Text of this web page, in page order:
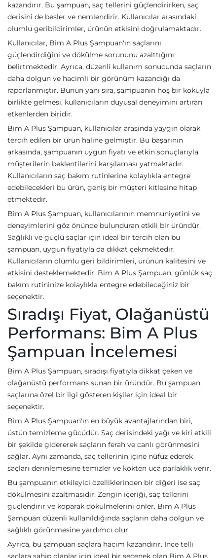
kazandırır. Bu şampuan, saç tellerini güçlendirirken, saç
derisini de besler ve nemlendirir. Kullanıcılar arasındaki
olumlu geribildirimler, ürünün etkisini doğrulamaktadır.
Kullanıcılar, Bim A Plus Şampuan'ın saçlarını
güçlendirdiğini ve dökülme sorununu azalttığını
belirtmektedir. Ayrıca, düzenli kullanım sonucunda saçların
daha dolgun ve hacimli bir görünüm kazandığı da
raporlanmıştır. Bunun yanı sıra, şampuanın hoş bir kokuyla
birlikte gelmesi, kullanıcıların duyusal deneyimini artıran
etkenlerden biridir.
Bim A Plus Şampuan, kullanıcılar arasında yaygın olarak
tercih edilen bir ürün haline gelmiştir. Bu başarının
arkasında, şampuanın uygun fiyatı ve etkin sonuçlarıyla
müşterilerin beklentilerini karşılaması yatmaktadır.
Kullanıcıların saç bakım rutinlerine kolaylıkla entegre
edebilecekleri bu ürün, geniş bir müşteri kitlesine hitap
etmektedir.
Bim A Plus Şampuan, kullanıcılarının memnuniyetini ve
deneyimlerini göz önünde bulunduran etkili bir üründür.
Sağlıklı ve güçlü saçlar için ideal bir tercih olan bu
şampuan, uygun fiyatıyla da dikkat çekmektedir.
Kullanıcıların olumlu geri bildirimleri, ürünün kalitesini ve
etkisini desteklemektedir. Bim A Plus Şampuan, günlük saç
bakım rutininize kolaylıkla entegre edebileceğiniz bir
seçenektir.
Sıradışı Fiyat, Olağanüstü
Performans: Bim A Plus
Şampuan İncelemesi
Bim A Plus Şampuan, sıradışı fiyatıyla dikkat çeken ve
olağanüstü performans sunan bir üründür. Bu şampuan,
saçlarına özel bir ilgi gösteren kişiler için ideal bir
seçenektir.
Bim A Plus Şampuan'ın en büyük avantajlarından biri,
üstün temizleme gücüdür. Saç derisindeki yağı ve kiri etkili
bir şekilde gidererek saçların ferah ve canlı görünmesini
sağlar. Aynı zamanda, saç tellerinin içine nüfuz ederek
saçları derinlemesine temizler ve kökten uca parlaklık verir.
Bu şampuanın etkileyici özelliklerinden bir diğeri ise saç
dökülmesini azaltmasıdır. Zengin içeriği, saç tellerini
güçlendirir ve koparak dökülmelerini önler. Bim A Plus
Şampuan düzenli kullanıldığında saçların daha dolgun ve
sağlıklı görünmesine yardımcı olur.
Ayrıca, bu şampuan saçlara hacim kazandırır. İnce telli
saçlara sahip olanlar için ideal bir seçenek olan Bim A Plus